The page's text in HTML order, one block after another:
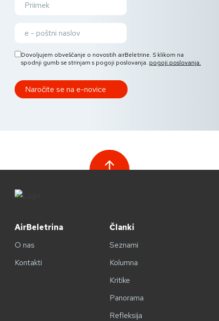
Dovoljujem obveščanje o novostih airBeletrine. S klikom na
spodnji gumb se strinjam s pogoji poslovanja. pogoji poslovanja.
AirBeletrina
O nas
Kontakti
Članki
Seznami
Kolumna
Kritike
Panorama
Refleksija